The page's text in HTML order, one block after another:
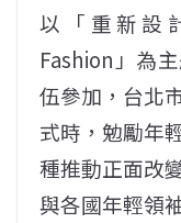
以「重新設
Fashion」為
伍參加，台北
式時，勉勵年
種推動正面改
與各國年輕領